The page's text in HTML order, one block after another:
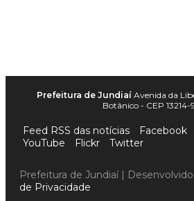
Prefeitura de Jundiaí Avenida da
Botânico - CEP
Feed RSS das notícias Facebook
YouTube
Flickr Twitter
Prefeitura de Jundiaí |
de Privacidade